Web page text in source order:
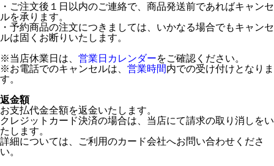
・ご注文後１日以内のご連絡で、商品発送前であればキャンセ
ルを承ります。
・予約商品の注文につきましては、いかなる場合でもキャンセ
ルは固くお断りいたします。
※当店休業日は、 営業日カレンダーをご確認ください。
※お電話でのキャンセルは、 営業時間内での受け付けとなりま
す。
返金額
お支払代金全額を返金いたします。
クレジットカード決済の場合は、当店にて請求の取り消しをい
たします。
詳細については、ご利用のカード会社へお問い合わせくださ
い。